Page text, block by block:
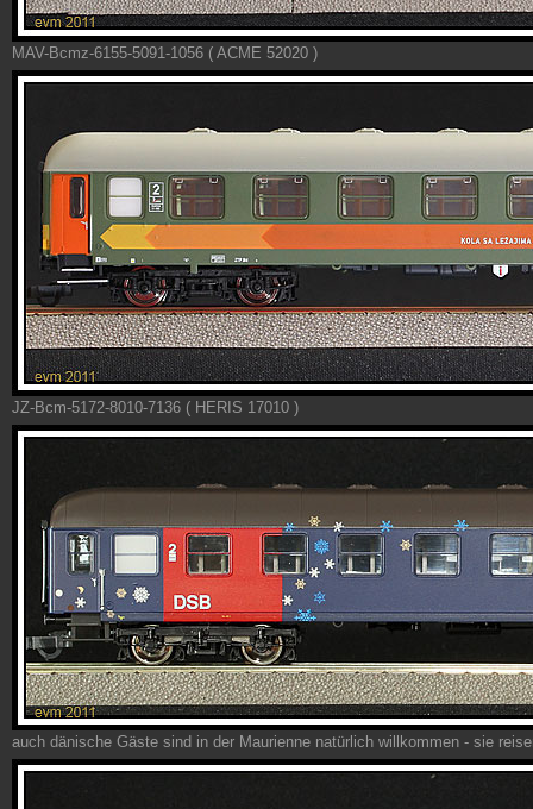
MAV-Bcmz-6155-5091-1056 ( ACME 52020 )
JZ-Bcm-5172-8010-7136 ( HERIS 17010 )
auch dänische Gäste sind in der Maurienne natürlich willkommen - sie